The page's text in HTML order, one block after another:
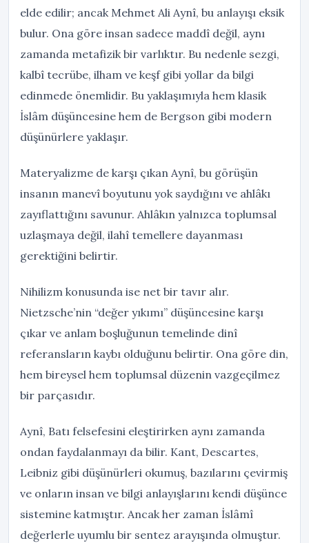
elde edilir; ancak Mehmet Ali Aynî, bu anlayışı eksik
bulur. Ona göre insan sadece maddî değil, aynı
zamanda metafizik bir varlıktır. Bu nedenle sezgi,
kalbî tecrübe, ilham ve keşf gibi yollar da bilgi
edinmede önemlidir. Bu yaklaşımıyla hem klasik
İslâm düşüncesine hem de Bergson gibi modern
düşünürlere yaklaşır.
Materyalizme de karşı çıkan Aynî, bu görüşün
insanın manevî boyutunu yok saydığını ve ahlâkı
zayıflattığını savunur. Ahlâkın yalnızca toplumsal
uzlaşmaya değil, ilahî temellere dayanması
gerektiğini belirtir.
Nihilizm konusunda ise net bir tavır alır.
Nietzsche’nin “değer yıkımı” düşüncesine karşı
çıkar ve anlam boşluğunun temelinde dinî
referansların kaybı olduğunu belirtir. Ona göre din,
hem bireysel hem toplumsal düzenin vazgeçilmez
bir parçasıdır.
Aynî, Batı felsefesini eleştirirken aynı zamanda
ondan faydalanmayı da bilir. Kant, Descartes,
Leibniz gibi düşünürleri okumuş, bazılarını çevirmiş
ve onların insan ve bilgi anlayışlarını kendi düşünce
sistemine katmıştır. Ancak her zaman İslâmî
değerlerle uyumlu bir sentez arayışında olmuştur.